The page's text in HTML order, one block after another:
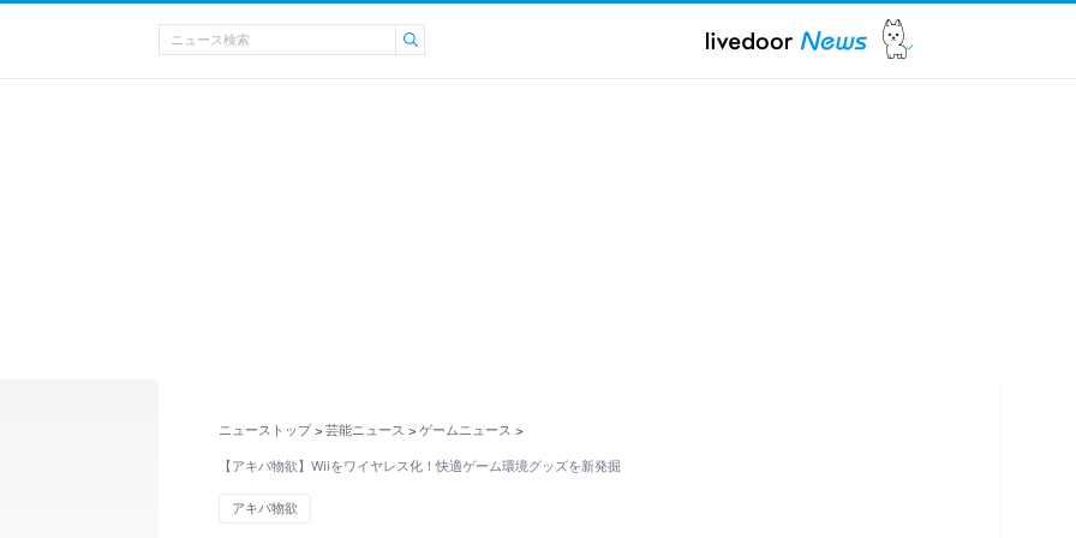
ニューストップ > 芸能ニュース > ゲームニュース >
【アキバ物欲】Wiiをワイヤレス化！快適ゲーム環境グッズを新発掘
アキバ物欲